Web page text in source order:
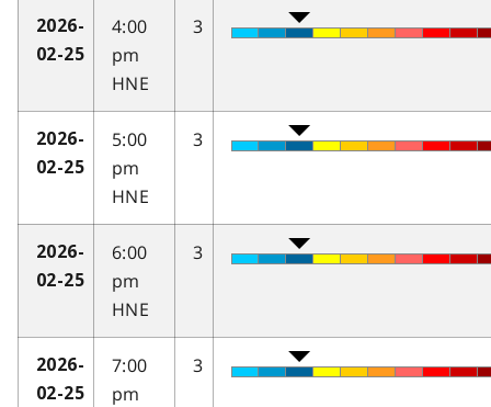
2026-
02-25
4:00
pm
HNE
3
2026-
02-25
5:00
pm
HNE
3
2026-
02-25
6:00
pm
HNE
3
2026-
02-25
7:00
pm
3